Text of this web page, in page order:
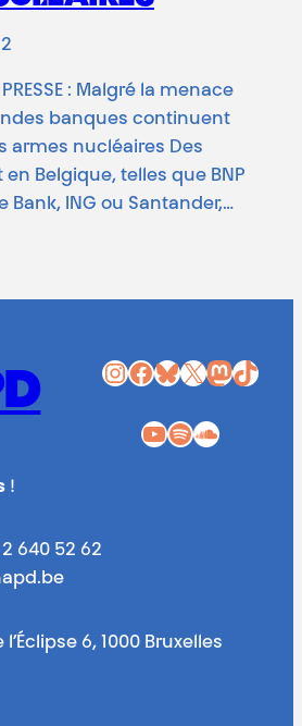
PRESSE : Malgré la menace
banques continuent
armes nucléaires Des
Belgique, telles que BNP
Bank, ING ou Santander,…
InstagramFacebook Bluesky X Mastodon TikTok
YouTube Spotify SoundCloud
!
640 52 62
6, 1000 Bruxelles